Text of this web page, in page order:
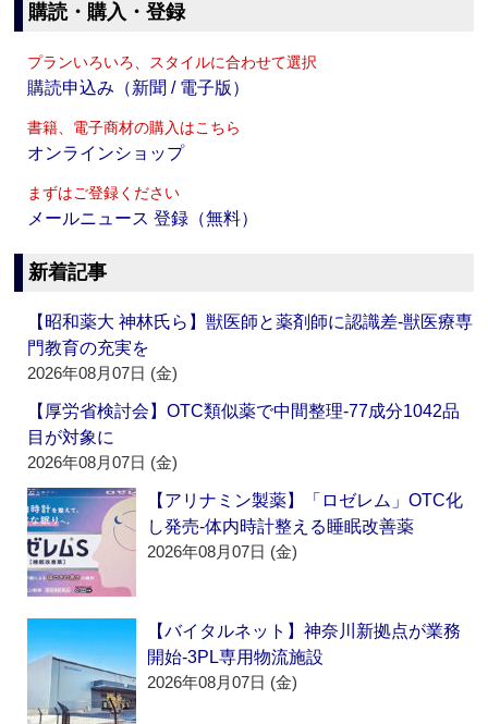
購読・購入・登録
プランいろいろ、スタイルに合わせて選択
購読申込み（新聞 / 電子版）
書籍、電子商材の購入はこちら
オンラインショップ
まずはご登録ください
メールニュース 登録（無料）
新着記事
【昭和薬大 神林氏ら】獣医師と薬剤師に認識差‐獣医療専
門教育の充実を
2026年08月07日 (金)
【厚労省検討会】OTC類似薬で中間整理‐77成分1042品
目が対象に
2026年08月07日 (金)
【アリナミン製薬】「ロゼレム」OTC化
し発売‐体内時計整える睡眠改善薬
2026年08月07日 (金)
【バイタルネット】神奈川新拠点が業務
開始‐3PL専用物流施設
2026年08月07日 (金)